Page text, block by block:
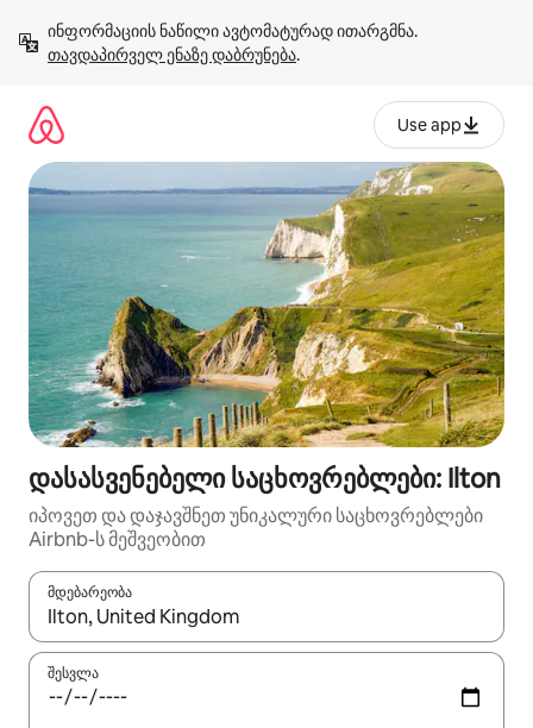
გადასვლა
თავდაპირველ ენაზე დაბრუნება.
Use app
დასასვენებელი საცხოვრებლები: Ilton
იპოვეთ და დაჯავშნეთ უნიკალური საცხოვრებლები
Airbnb-ს მეშვეობით
მდებარეობა
როცა შედეგები ხელმისაწვდომი გახდება, ნავიგაციისთვის
შესვლა